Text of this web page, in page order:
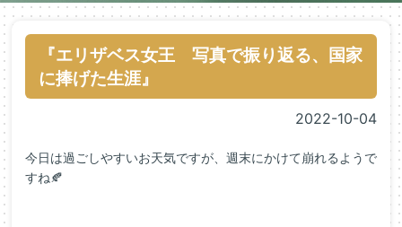
『エリザベス女王 写真で振り返る、国家
に捧げた生涯』
2022-10-04
今日は過ごしやすいお天気ですが、週末にかけて崩れるようで
すね🍂